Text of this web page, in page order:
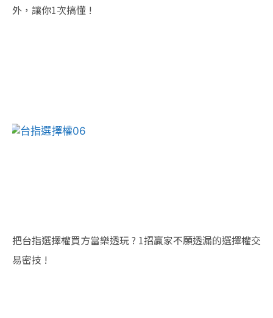
外，讓你1次搞懂 !
把台指選擇權買方當樂透玩 ? 1招贏家不願透漏的選擇權交
易密技 !